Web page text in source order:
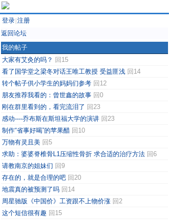
登录 注册
返回论坛
我的帖子
大家有艾灸的吗？ 回15
看了国学堂之梁冬对话王唯工教授 受益匪浅 回14
转个帖子供小学生的妈妈们参考 回12
朋友推荐我看的：曾世鑫的故事 回0
刚在群里看到的，看完流泪了 回23
感动----乔布斯在斯坦福大学的演讲 回23
制作“省事好喝”的苹果醋 回10
万物有灵且美 回5
求助：婆婆脊椎骨L1压缩性骨折 求合适的治疗方法 回6
请教南京的姐妹们 回9
存在的，就是合理的吧 回20
地震真的被预测了吗 回14
周星驰版《中国价》工资跟不上物价涨 回2
这个短信很有趣 回15